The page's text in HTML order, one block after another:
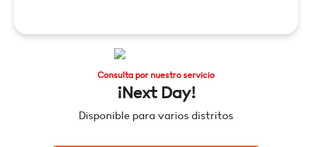
Consulta por nuestro servicio
¡Next Day!
Disponible para varios distritos